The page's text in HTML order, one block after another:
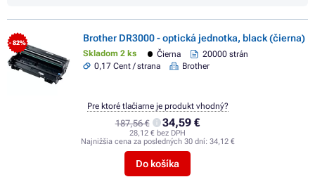
- 82% Brother DR3000 - optická jednotka, black (čierna)
Skladom 2 ks Čierna
20000 strán
0,17 Cent / strana
Brother
187,56 € 34,59 €
28,12 € bez DPH
Najnižšia cena za posledných 30 dní: 34,12 €
Do košíka
Pre ktoré tlačiarne je produkt vhodný?